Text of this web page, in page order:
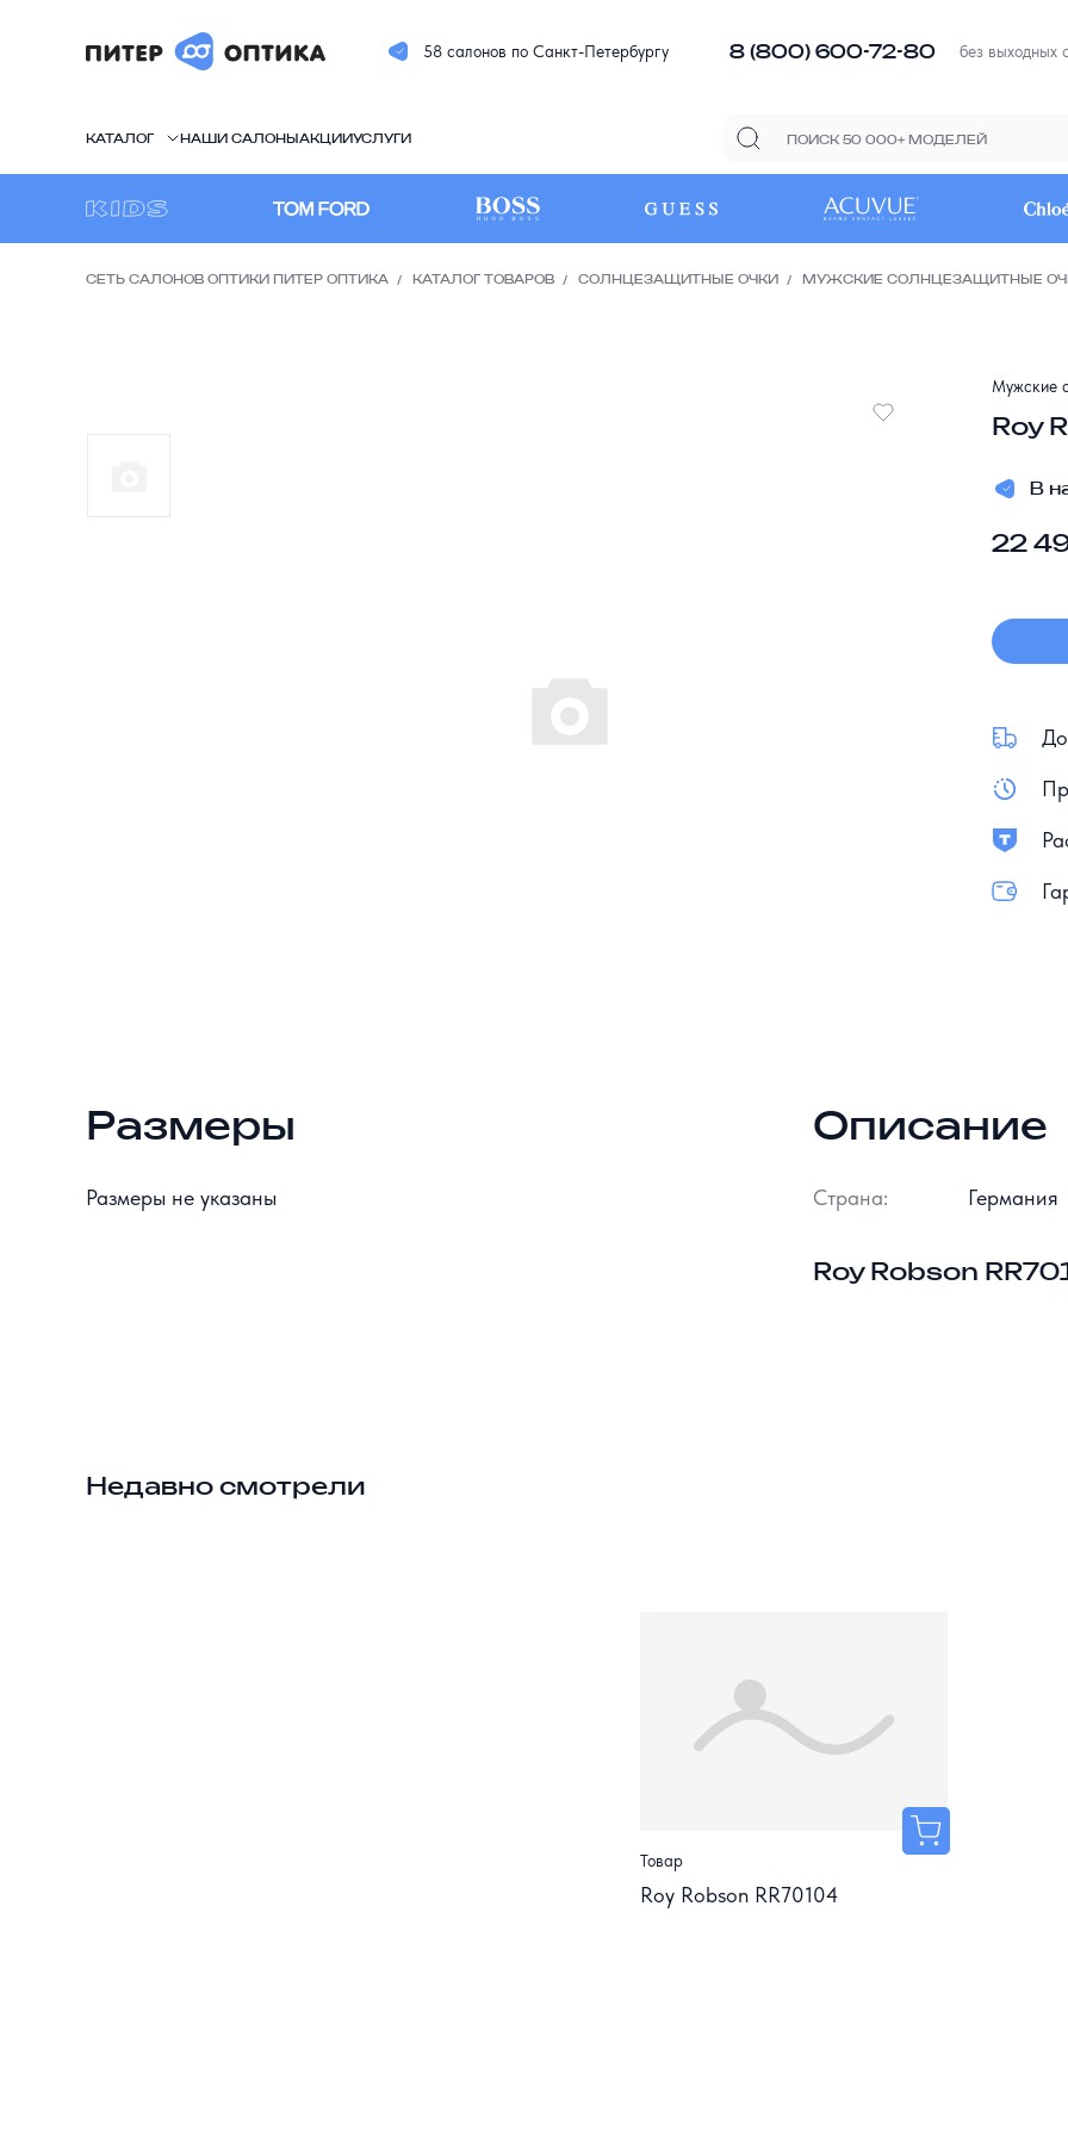
58 салонов по Санкт-Петербургу 8 (800) 600-72-80 без выходных
КАТАЛОГ НАШИ САЛОНЫАКЦИИУСЛУГИ
СЕТЬ САЛОНОВ ОПТИКИ ПИТЕР ОПТИКА КАТАЛОГ ТОВАРОВ СОЛНЦЕЗАЩИТНЫЕ ОЧКИ МУЖСКИЕ СОЛНЦЕЗАЩИТНЫЕ
Мужские
Roy
В
22
Размеры
Размеры не указаны
Описание
Страна: Германия
Roy Robson
Недавно смотрели
Товар
Roy Robson RR70104